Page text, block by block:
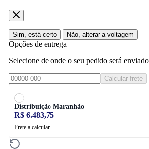
Sim, está certo Não, alterar a voltagem
Opções de entrega
Selecione de onde o seu pedido será enviado
Calcular frete
Distribuição Maranhão
R$ 6.483,75
Frete a calcular